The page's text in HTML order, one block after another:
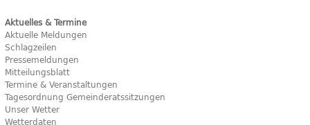
Aktuelles & Termine
Aktuelle Meldungen
Schlagzeilen
Pressemeldungen
Mitteilungsblatt
Termine & Veranstaltungen
Tagesordnung Gemeinderatssitzungen
Unser Wetter
Wetterdaten